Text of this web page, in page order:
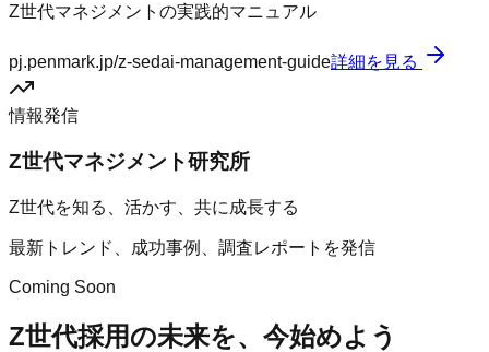
Z世代マネジメントの実践的マニュアル
pj.penmark.jp/z-sedai-management-guide詳細を見る
情報発信
Z世代マネジメント研究所
Z世代を知る、活かす、共に成長する
最新トレンド、成功事例、調査レポートを発信
Coming Soon
Z世代採用の未来を、今始めよう